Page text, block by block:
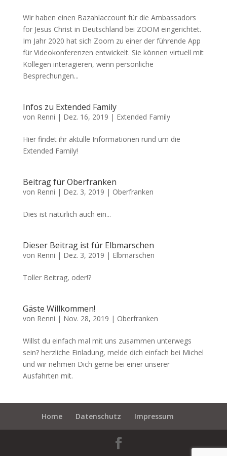
Wir haben einen Bazahlaccount für die Ambassadors
for Jesus Christ in Deutschland bei ZOOM eingerichtet.
Im Jahr 2020 hat sich Zoom zu einer der führende App
für Videokonferenzen entwickelt. Sie können virtuell mit
Kollegen interagieren, wenn persönliche
Besprechungen...
Infos zu Extended Family
von Renni | Dez. 16, 2019 | Extended Family
Hier findet ihr aktulle Informationen rund um die
Extended Family!
Beitrag für Oberfranken
von Renni | Dez. 3, 2019 | Oberfranken
Dies ist natürlich auch ein...
Dieser Beitrag ist für Elbmarschen
von Renni | Dez. 3, 2019 | Elbmarschen
Toller Beitrag, oder!?
Gäste Willkommen!
von Renni | Nov. 28, 2019 | Oberfranken
Willst du einfach mal mit uns zusammen unterwegs
sein? herzliche Einladung, melde dich einfach bei Michel
und wir nehmen Dich gerne bei einer unserer
Ausfahrten mit.
Home Datenschutz Impressum